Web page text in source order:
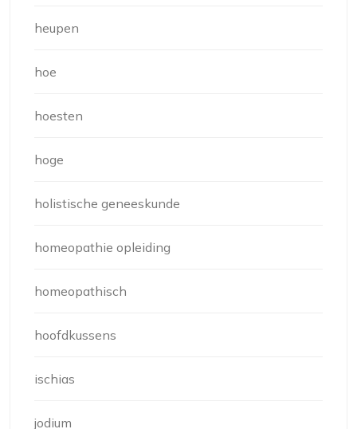
heupen
hoe
hoesten
hoge
holistische geneeskunde
homeopathie opleiding
homeopathisch
hoofdkussens
ischias
jodium